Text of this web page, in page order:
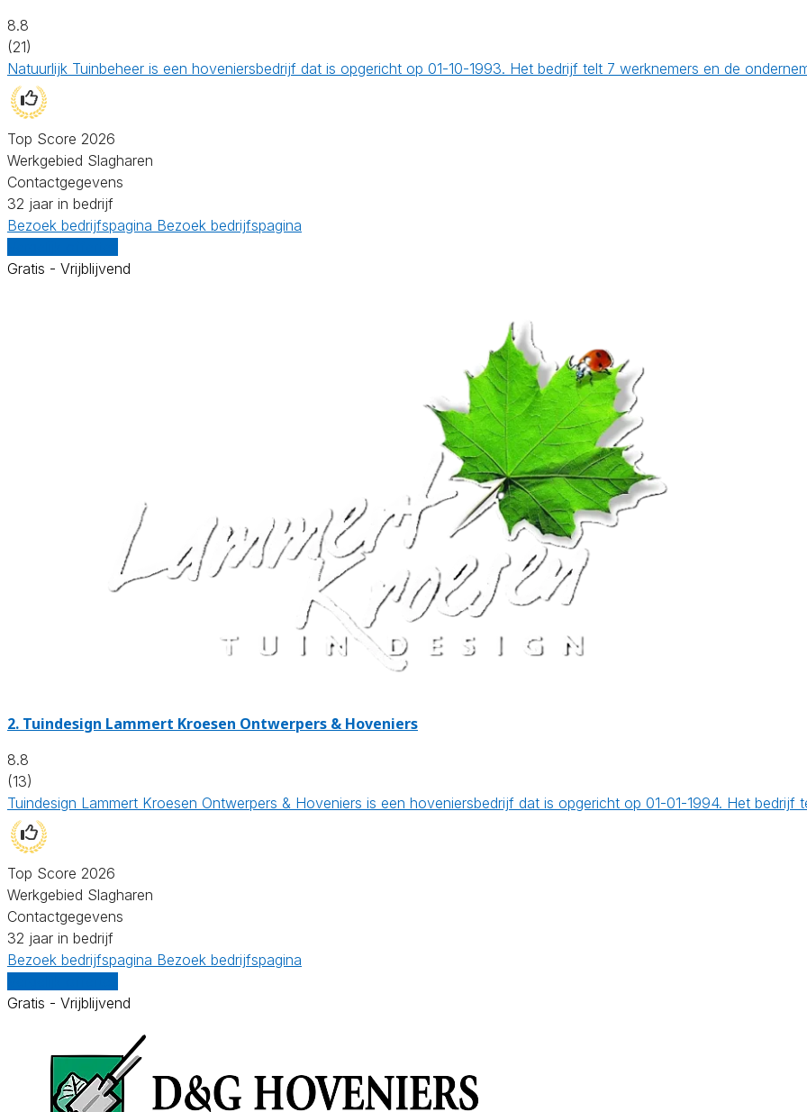
8.8
(21)
Natuurlijk Tuinbeheer is een hoveniersbedrijf dat is opgericht op 01-10-1993. Het bedrijf telt 7 werknemers en de
Top Score 2026
Werkgebied Slagharen
Contactgegevens
32 jaar in bedrijf
Bezoek bedrijfspagina Bezoek bedrijfspagina
Gratis - Vrijblijvend
2. Tuindesign Lammert Kroesen Ontwerpers & Hoveniers
8.8
(13)
Tuindesign Lammert Kroesen Ontwerpers & Hoveniers is een hoveniersbedrijf dat is opgericht op 01-01-1994. Het
Top Score 2026
Werkgebied Slagharen
Contactgegevens
32 jaar in bedrijf
Bezoek bedrijfspagina Bezoek bedrijfspagina
Gratis - Vrijblijvend